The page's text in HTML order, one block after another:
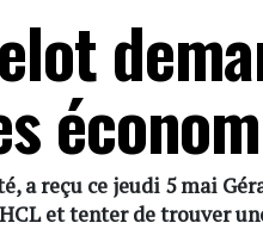
a reçu ce jeudi 5 mai
et tenter de trouver